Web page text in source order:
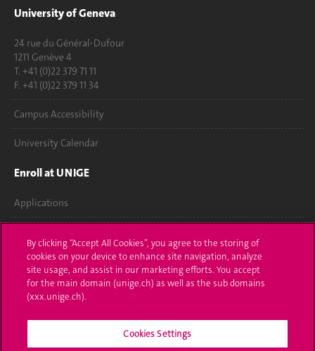
University of Geneva
24 rue du Général-Dufour
1211 Genève 4
T. +41 (0)22 379 71 11
F. +41 (0)22 379 11 34
Campus Accessibility
University Calendar
Enroll at UNIGE
Applications
Ask a question
Contact
Media
By clicking “Accept All Cookies”, you agree to the storing of
cookies on your device to enhance site navigation, analyze
site usage, and assist in our marketing efforts. You accept
for the main domain (unige.ch) as well as the sub domains
(xxx.unige.ch).
Cookies Settings